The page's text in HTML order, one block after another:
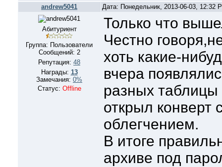
andrew5041 Дата: Понедельник, 2013-06-03, 12:32
Абитуриент
Группа: Пользователи
Сообщений: 2
Репутация: 48
Награды: 13
Замечания: 0%
Статус: Offline
Только что
Честно
хоть какие-
вчера
разных таблицы
открыл конверт
облегчением.
В итоге
архиве под